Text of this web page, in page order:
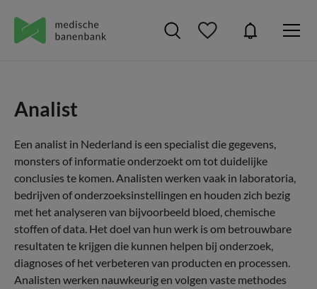
Analist
Een analist in Nederland is een specialist die gegevens,
monsters of informatie onderzoekt om tot duidelijke
conclusies te komen. Analisten werken vaak in laboratoria,
bedrijven of onderzoeksinstellingen en houden zich bezig
met het analyseren van bijvoorbeeld bloed, chemische
stoffen of data. Het doel van hun werk is om betrouwbare
resultaten te krijgen die kunnen helpen bij onderzoek,
diagnoses of het verbeteren van producten en processen.
Analisten werken nauwkeurig en volgen vaste methodes